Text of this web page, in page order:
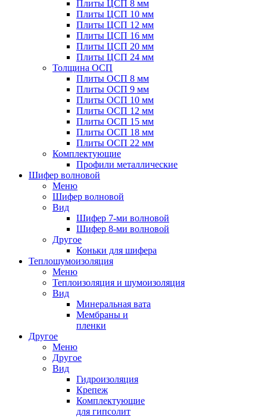
Плиты ЦСП 8 мм
Плиты ЦСП 10 мм
Плиты ЦСП 12 мм
Плиты ЦСП 16 мм
Плиты ЦСП 20 мм
Плиты ЦСП 24 мм
Толщина ОСП
Плиты ОСП 8 мм
Плиты ОСП 9 мм
Плиты ОСП 10 мм
Плиты ОСП 12 мм
Плиты ОСП 15 мм
Плиты ОСП 18 мм
Плиты ОСП 22 мм
Комплектующие
Профили металлические
Шифер волновой
Меню
Шифер волновой
Вид
Шифер 7-ми волновой
Шифер 8-ми волновой
Другое
Коньки для шифера
Теплошумоизоляция
Меню
Теплоизоляция и шумоизоляция
Вид
Минеральная вата
Мембраны и
пленки
Другое
Меню
Другое
Вид
Гидроизоляция
Крепеж
Комплектующие
для гипсолит